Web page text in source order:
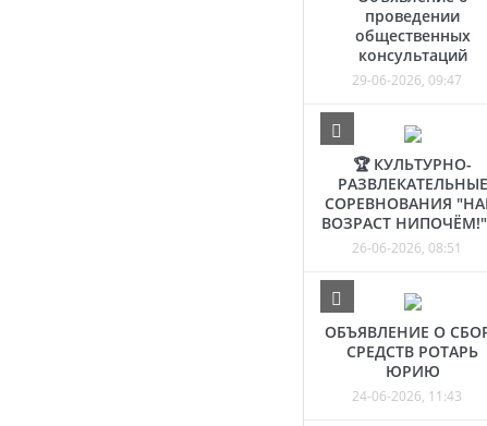
проведении
общественных
консультаций
29-06-2026, 09:47
🏆 КУЛЬТУРНО-
РАЗВЛЕКАТЕЛЬНЫЕ
СОРЕВНОВАНИЯ
ВОЗРАСТ
26-06-2026, 08:51
ОБЪЯВЛЕНИЕ О
СРЕДСТВ РОТАРЬ
ЮРИЮ
24-06-2026, 11:43